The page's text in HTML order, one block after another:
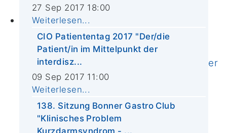
M.A. ImmunoSensation
CIO Bonn
Vorstand & Mitglieder
Abteilung für Integrierte Onkologie
Externe klinische Kooperationspartner
Krebsregister
Qualität
CIO-Leitlinien
Helfen und Spenden
27 Sep 2017 18:00
Weiterlesen...
CIO Patiententag 2017 "Der/die
Patient/in im Mittelpunkt der
interdisz...
09 Sep 2017 11:00
Weiterlesen...
138. Sitzung Bonner Gastro Club
"Klinisches Problem